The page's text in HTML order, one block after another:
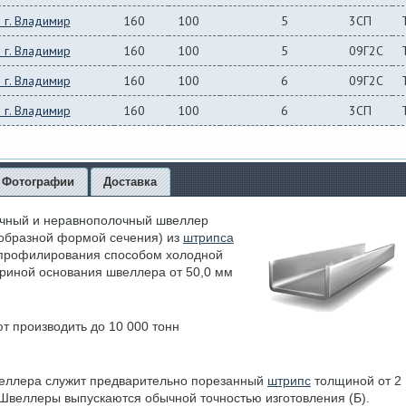
Владимир 160 100 5 3СП
Владимир
160 100 5 09Г2С
Владимир
160 100 6 09Г2С
Владимир
160 100 6 3СП
Фотографии Доставка
и неравнополочный швеллер
формой сечения) из штрипса
способом холодной
основания швеллера от 50,0 мм
производить до 10 000 тонн
служит предварительно порезанный штрипстолщиной от 2
выпускаются обычной точностью изготовления (Б).